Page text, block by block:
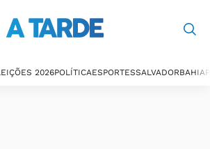
2026POLÍTICAESPORTESSALVADORBAHIA